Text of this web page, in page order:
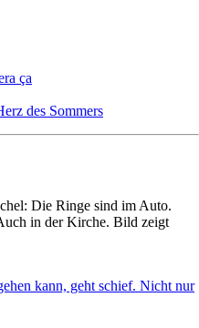
ça
des Sommers
kann, geht schief. Nicht nur